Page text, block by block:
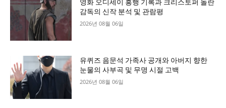
영화 오디세이 흥행 기록과 크리스토퍼 놀란
감독의 신작 분석 및 관람평
2026년 08월 06일
유퀴즈 음문석 가족사 공개와 아버지 향한
눈물의 사부곡 및 무명 시절 고백
2026년 08월 06일